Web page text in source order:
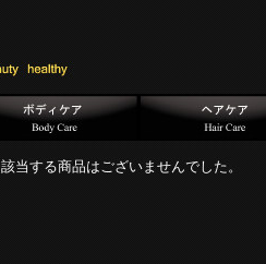
該当する商品はございませんでした。